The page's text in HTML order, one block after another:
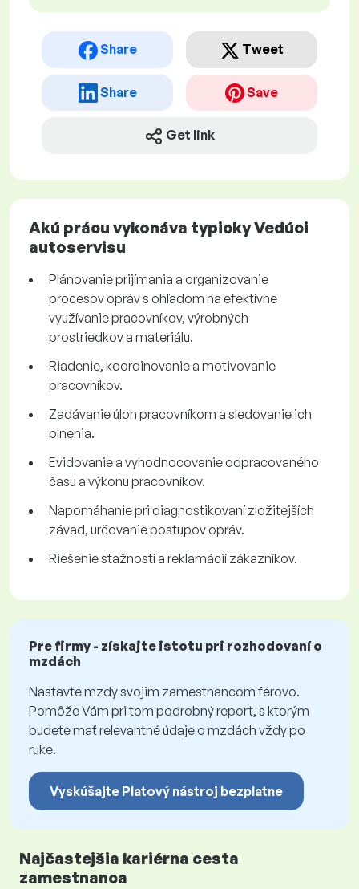
Share Tweet
Share Save
Get link
Akú prácu vykonáva typicky Vedúci
autoservisu
Plánovanie prijímania a organizovanie
procesov opráv s ohľadom na efektívne
využívanie pracovníkov, výrobných
prostriedkov a materiálu.
Riadenie, koordinovanie a motivovanie
pracovníkov.
Zadávanie úloh pracovníkom a sledovanie ich
plnenia.
Evidovanie a vyhodnocovanie odpracovaného
času a výkonu pracovníkov.
Napomáhanie pri diagnostikovaní zložitejších
závad, určovanie postupov opráv.
Riešenie sťažností a reklamácií zákazníkov.
Pre firmy - získajte istotu pri rozhodovaní o
mzdách
Nastavte mzdy svojim zamestnancom férovo.
Pomôže Vám pri tom podrobný report, s ktorým
budete mať relevantné údaje o mzdách vždy po
ruke.
Vyskúšajte Platový nástroj bezplatne
Najčastejšia kariérna cesta
zamestnanca